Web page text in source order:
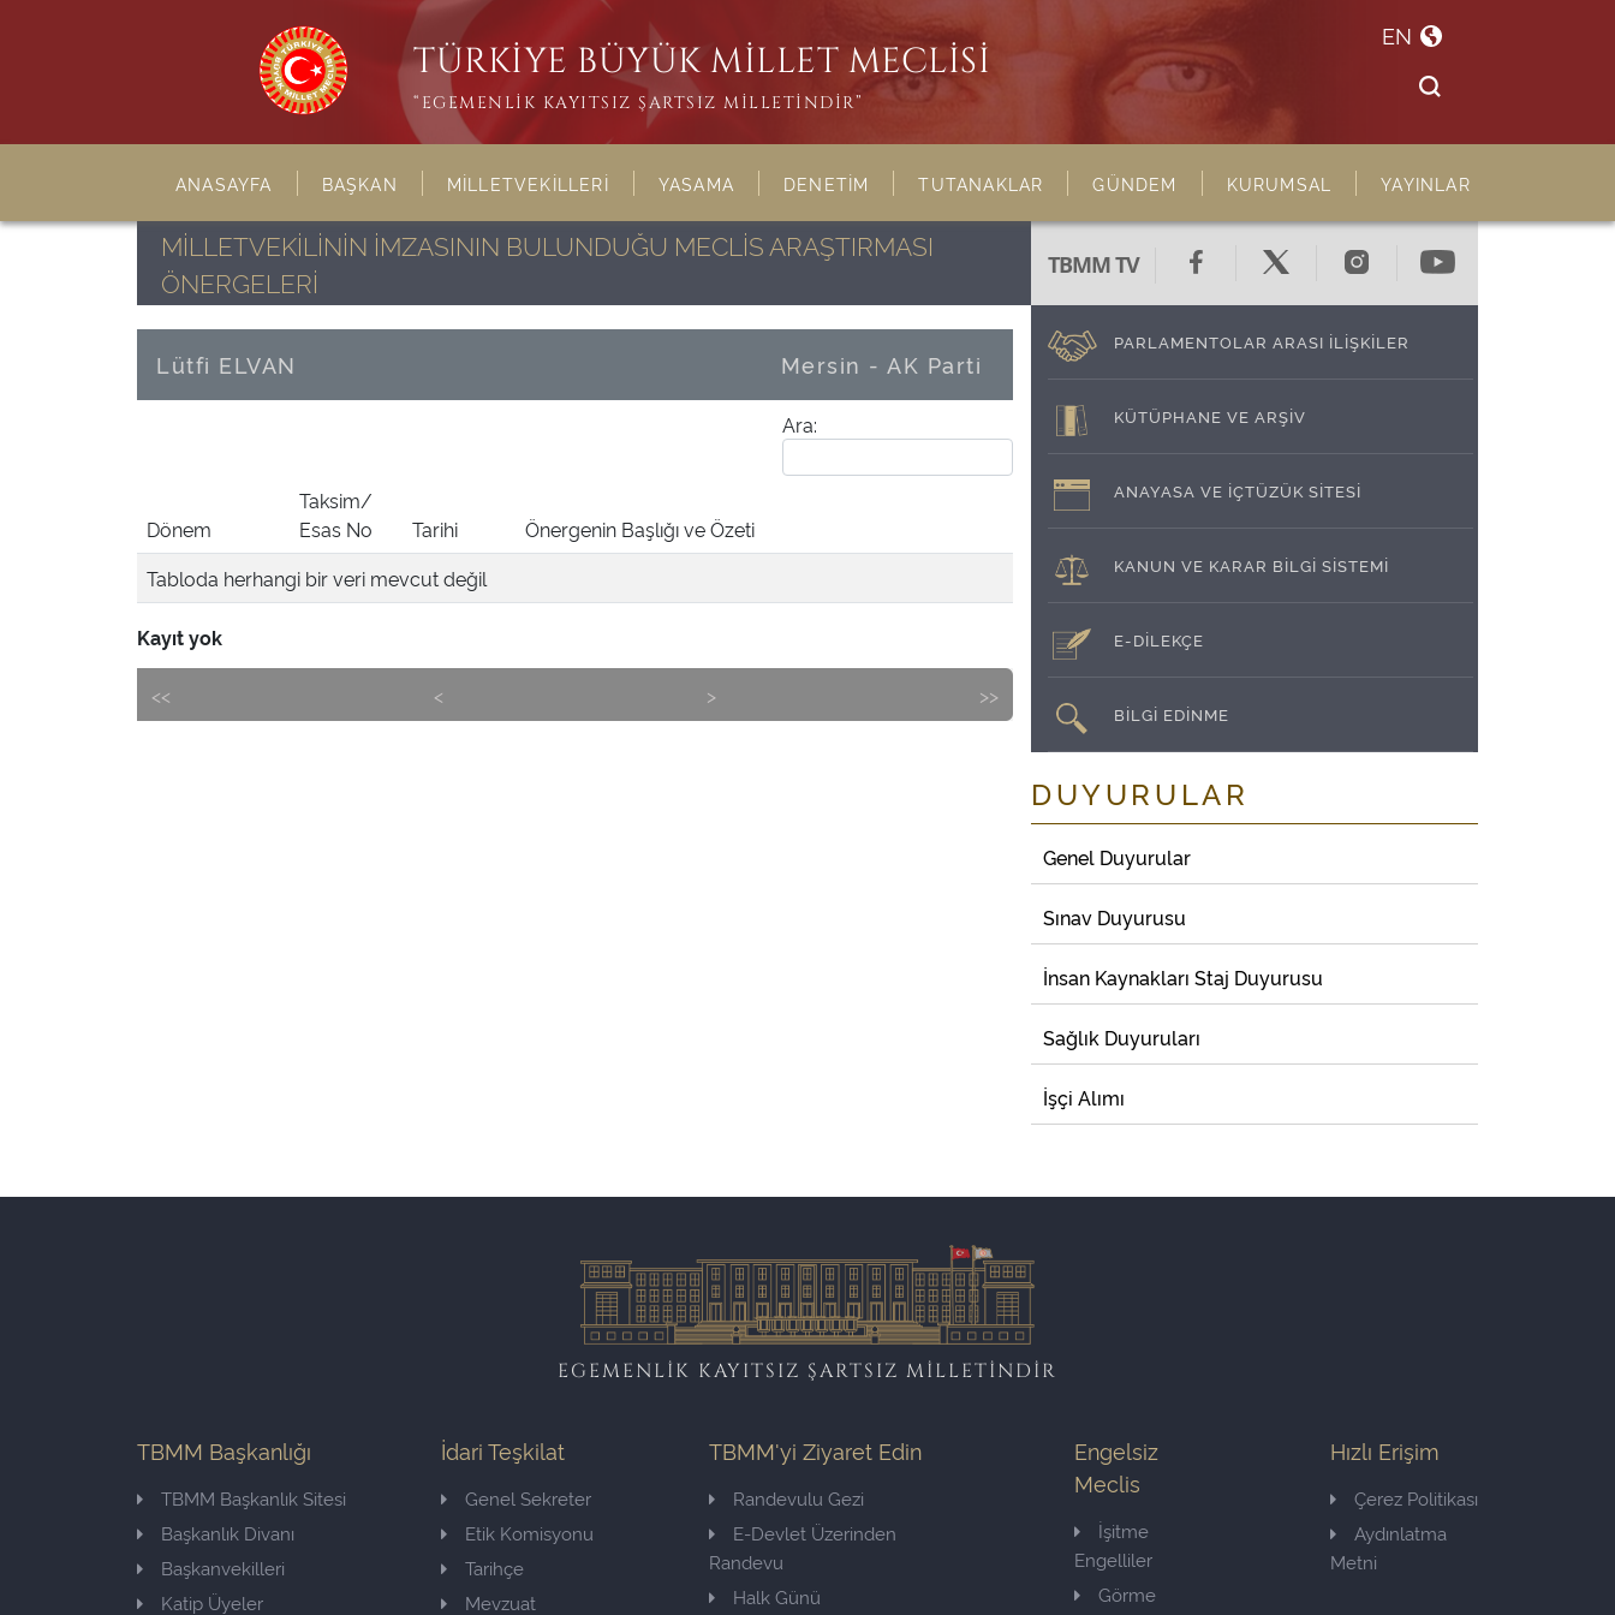
TÜRKİYE BÜYÜK MİLLET MECLİSİ
“EGEMENLİK KAYITSIZ ŞARTSIZ MİLLETİNDİR”
EN
ANASAYFA BAŞKAN MİLLETVEKİLLERİ YASAMA DENETİM TUTANAKLAR GÜNDEM KURUMSAL YAYINLAR
MİLLETVEKİLİNİN İMZASININ BULUNDUĞU MECLİS ARAŞTIRMASI
ÖNERGELERİ
Lütfi ELVAN Mersin - AK Parti
Ara:
Dönem
Taksim/
Esas No
Tarihi
Önergenin Başlığı ve Özeti
Tabloda herhangi bir veri mevcut değil
Kayıt yok
<< < > >>
TBMM TV
PARLAMENTOLAR ARASI İLİŞKİLER
KÜTÜPHANE VE ARŞİV
ANAYASA VE İÇTÜZÜK SİTESİ
KANUN VE KARAR BİLGİ SİSTEMİ
E-DİLEKÇE
BİLGİ EDİNME
DUYURULAR
Genel Duyurular
Sınav Duyurusu
İnsan Kaynakları Staj Duyurusu
Sağlık Duyuruları
İşçi Alımı
EGEMENLİK KAYITSIZ ŞARTSIZ MİLLETİNDİR
TBMM Başkanlığı
TBMM Başkanlık Sitesi
Başkanlık Divanı
Başkanvekilleri
Katip Üyeler
İdari Teşkilat
Genel Sekreter
Etik Komisyonu
Tarihçe
Mevzuat
TBMM'yi Ziyaret Edin
Randevulu Gezi
E-Devlet Üzerinden
Randevu
Halk Günü
Engelsiz
Meclis
İşitme
Engelliler
Görme
Hızlı Erişim
Çerez Politikası
Aydınlatma
Metni